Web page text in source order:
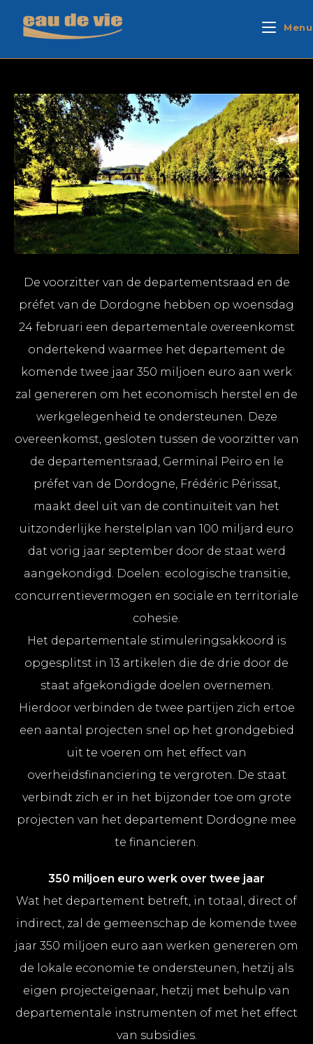
Menu
De voorzitter van de departementsraad en de
préfet van de Dordogne hebben op woensdag
24 februari een departementale overeenkomst
ondertekend waarmee het departement de
komende twee jaar 350 miljoen euro aan werk
zal genereren om het economisch herstel en de
werkgelegenheid te ondersteunen. Deze
overeenkomst, gesloten tussen de voorzitter van
de departementsraad, Germinal Peiro en le
préfet van de Dordogne, Frédéric Périssat,
maakt deel uit van de continuïteit van het
uitzonderlijke herstelplan van 100 miljard euro
dat vorig jaar september door de staat werd
aangekondigd. Doelen: ecologische transitie,
concurrentievermogen en sociale en territoriale
cohesie.
Het departementale stimuleringsakkoord is
opgesplitst in 13 artikelen die de drie door de
staat afgekondigde doelen overnemen.
Hierdoor verbinden de twee partijen zich ertoe
een aantal projecten snel op het grondgebied
uit te voeren om het effect van
overheidsfinanciering te vergroten. De staat
verbindt zich er in het bijzonder toe om grote
projecten van het departement Dordogne mee
te financieren.
350 miljoen euro werk over twee jaar
Wat het departement betreft, in totaal, direct of
indirect, zal de gemeenschap de komende twee
jaar 350 miljoen euro aan werken genereren om
de lokale economie te ondersteunen, hetzij als
eigen projecteigenaar, hetzij met behulp van
departementale instrumenten of met het effect
van subsidies.